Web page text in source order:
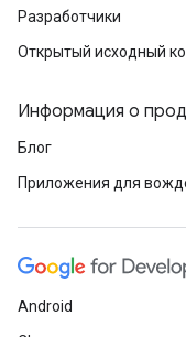
Разработчики
Открытый исходный
Информация о
Блог
Приложения для
Android